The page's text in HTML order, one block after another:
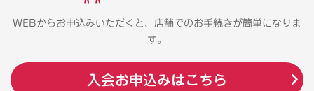
WEBからお申込みいただくと、店舗でのお手続きが簡単になりま
す。
入会お申込みはこちら